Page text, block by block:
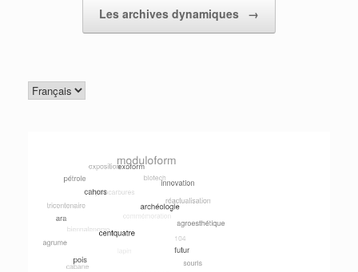
Les archives dynamiques →
Choisir
une